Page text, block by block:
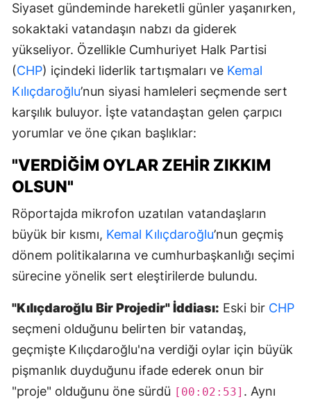
Siyaset gündeminde hareketli günler yaşanırken,
sokaktaki vatandaşın nabzı da giderek
yükseliyor. Özellikle Cumhuriyet Halk Partisi
(CHP) içindeki liderlik tartışmaları ve Kemal
Kılıçdaroğlu’nun siyasi hamleleri seçmende sert
karşılık buluyor. İşte vatandaştan gelen çarpıcı
yorumlar ve öne çıkan başlıklar:
"VERDIĞIM OYLAR ZEHIR ZIKKIM
OLSUN"
Röportajda mikrofon uzatılan vatandaşların
büyük bir kısmı, Kemal Kılıçdaroğlu’nun geçmiş
dönem politikalarına ve cumhurbaşkanlığı seçimi
sürecine yönelik sert eleştirilerde bulundu.
"Kılıçdaroğlu Bir Projedir" İddiası: Eski bir CHP
seçmeni olduğunu belirten bir vatandaş,
geçmişte Kılıçdaroğlu'na verdiği oylar için büyük
pişmanlık duyduğunu ifade ederek onun bir
"proje" olduğunu öne sürdü [00:02:53] . Aynı